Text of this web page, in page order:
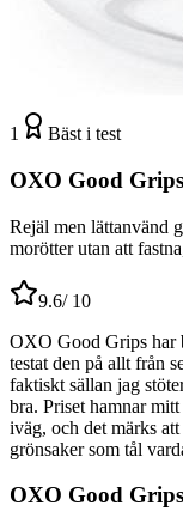
1 Bäst i test
OXO Good
Rejäl men lättanvänd
morötter utan att
9.6/ 10
OXO Good Grips har
testat den på allt från
faktiskt sällan jag
bra. Priset hamnar
iväg, och det märks
grönsaker som tål
OXO Good